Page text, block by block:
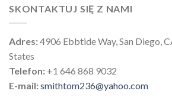
SKONTAKTUJ SIĘ Z NAMI
Adres:4906 Ebbtide Way, San Diego,
States
Telefon: +1 646 868 9032
E-mail:smithtom236@yahoo.com